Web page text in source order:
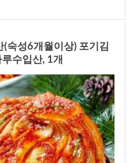
(숙성6개월이상) 포기김
수입산, 1개